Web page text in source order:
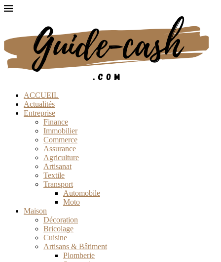
ACCUEIL
Actualités
Entreprise
Finance
Immobilier
Commerce
Assurance
Agriculture
Artisanat
Textile
Transport
Automobile
Moto
Maison
Décoration
Bricolage
Cuisine
Artisans & Bâtiment
Plomberie